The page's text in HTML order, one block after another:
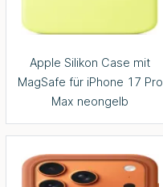
Apple Silikon Case mit
MagSafe für iPhone 17 Pro
Max neongelb